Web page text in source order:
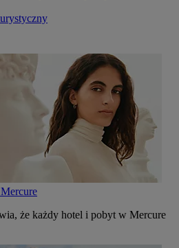
że każdy hotel i pobyt w Mercure